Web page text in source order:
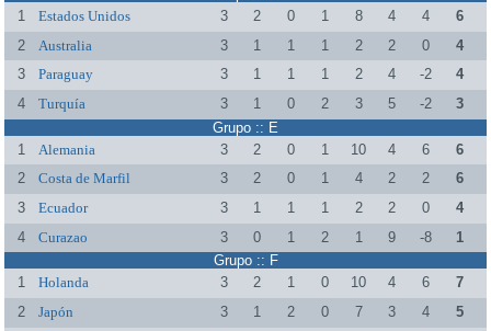
1
Estados Unidos 3 2 0 1 8 4 4
6
2
Australia 3 1 1 1 2 2 0
4
3
Paraguay 3 1 1 1 2 4 -2
4
4
Turquía 3 1 0 2 3 5 -2
3
Grupo :: E
1
Alemania 3 2 0 1 10 4 6
6
2
Costa de Marfil 3 2 0 1 4 2 2
6
3
Ecuador 3 1 1 1 2 2 0
4
4
Curazao 3 0 1 2 1 9 -8
1
Grupo :: F
1
Holanda 3 2 1 0 10 4 6
7
2
Japón 3 1 2 0 7 3 4
5